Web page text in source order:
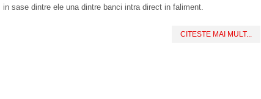
in sase dintre ele una dintre banci intra direct in faliment.
CITESTE MAI MULT...